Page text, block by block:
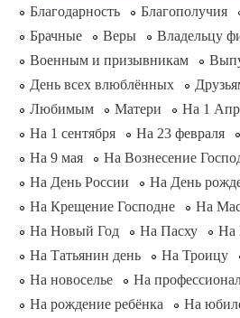
Благодарность Благополучия
Брачные
Веры
Владельцу
Военным и призывникам
День всех влюблённых
Любимым
Матери На 1
На 1 сентября
На 23 февраля
На 9 мая
На Вознесение
На День России
На День
На Крещение Господне
На
На Новый Год
На Пасху
На
На Татьянин день
На Троицу
На новоселье
На
На рождение ребёнка
На